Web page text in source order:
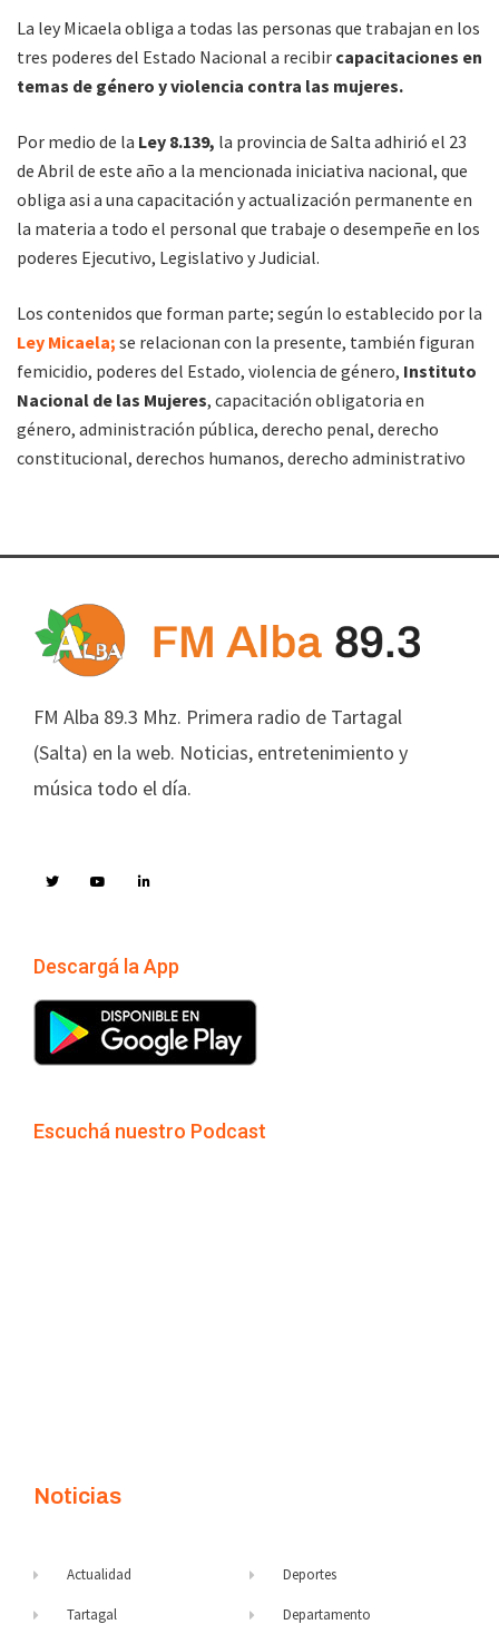
La ley Micaela obliga a todas las personas que trabajan en los
tres poderes del Estado Nacional a recibir capacitaciones en
temas de género y violencia contra las mujeres.
Por medio de la Ley 8.139, la provincia de Salta adhirió el 23
de Abril de este año a la mencionada iniciativa nacional, que
obliga asi a una capacitación y actualización permanente en
la materia a todo el personal que trabaje o desempeñe en los
poderes Ejecutivo, Legislativo y Judicial.
Los contenidos que forman parte; según lo establecido por la
Ley Micaela; se relacionan con la presente, también figuran
femicidio, poderes del Estado, violencia de género, Instituto
Nacional de las Mujeres, capacitación obligatoria en
género, administración pública, derecho penal, derecho
constitucional, derechos humanos, derecho administrativo
FM Alba 89.3 Mhz. Primera radio de Tartagal
(Salta) en la web. Noticias, entretenimiento y
música todo el día.
Descargá la App
Escuchá nuestro Podcast
Noticias
Actualidad
Tartagal
Deportes
Departamento